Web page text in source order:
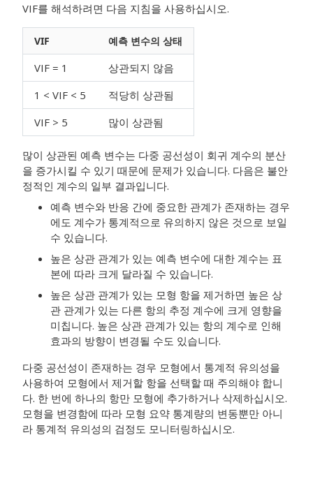
VIF를 해석하려면 다음 지침을 사용하십시오.
VIF 예측 변수의 상태
VIF = 1
상관되지 않음
1 < VIF < 5
적당히 상관됨
VIF > 5
많이 상관됨
많이 상관된 예측 변수는 다중 공선성이 회귀 계수의 분산
을 증가시킬 수 있기 때문에 문제가 있습니다. 다음은 불안
정적인 계수의 일부 결과입니다.
예측 변수와 반응 간에 중요한 관계가 존재하는 경우
에도 계수가 통계적으로 유의하지 않은 것으로 보일
수 있습니다.
높은 상관 관계가 있는 예측 변수에 대한 계수는 표
본에 따라 크게 달라질 수 있습니다.
높은 상관 관계가 있는 모형 항을 제거하면 높은 상
관 관계가 있는 다른 항의 추정 계수에 크게 영향을
미칩니다. 높은 상관 관계가 있는 항의 계수로 인해
효과의 방향이 변경될 수도 있습니다.
다중 공선성이 존재하는 경우 모형에서 통계적 유의성을
사용하여 모형에서 제거할 항을 선택할 때 주의해야 합니
다. 한 번에 하나의 항만 모형에 추가하거나 삭제하십시오.
모형을 변경함에 따라 모형 요약 통계량의 변동뿐만 아니
라 통계적 유의성의 검정도 모니터링하십시오.